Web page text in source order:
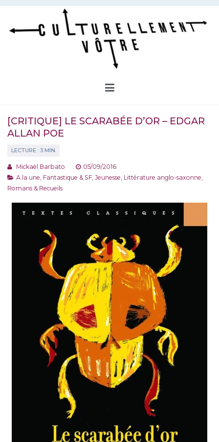
Aller
contenu
[CRITIQUE] LE SCARABÉE D’OR – EDGAR
ALLAN POE
Mickaël Barbato
05/09/2016
A la une Fantastique & SF Jeunesse Littérature anglo-saxonne
Romans & Recueils